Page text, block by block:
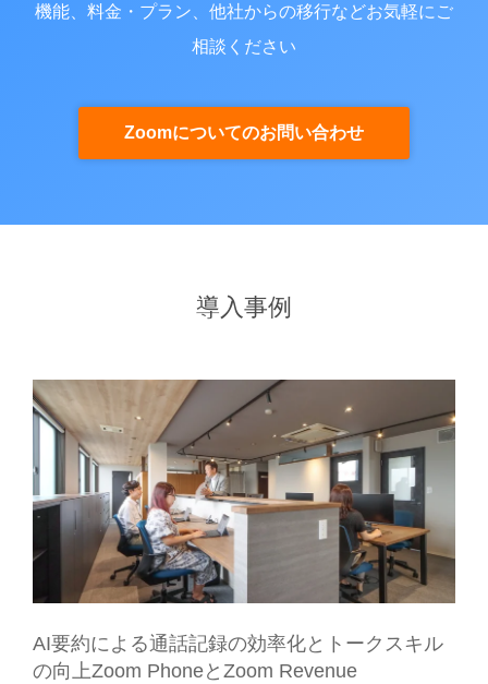
機能、料金・プラン、他社からの移行などお気軽にご
相談ください
Zoomについてのお問い合わせ
導入事例
AI要約による通話記録の効率化とトークスキル
の向上Zoom PhoneとZoom Revenue